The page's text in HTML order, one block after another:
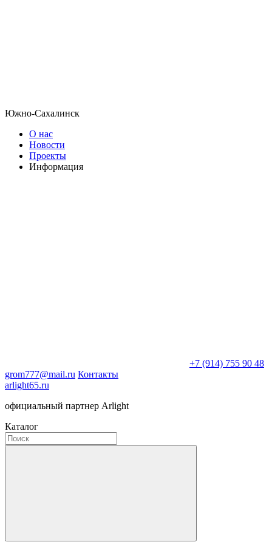
Южно-Сахалинск
О нас
Новости
Проекты
Информация
+7 (914) 755 90 48
grom777@mail.ru Контакты
arlight65.ru
официальный партнер Arlight
Каталог